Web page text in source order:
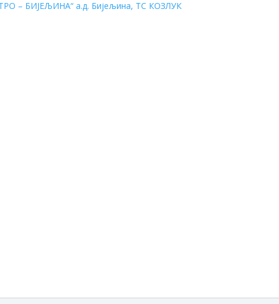
– БИЈЕЉИНА“ а.д. Бијељина, ТС КОЗЛУК